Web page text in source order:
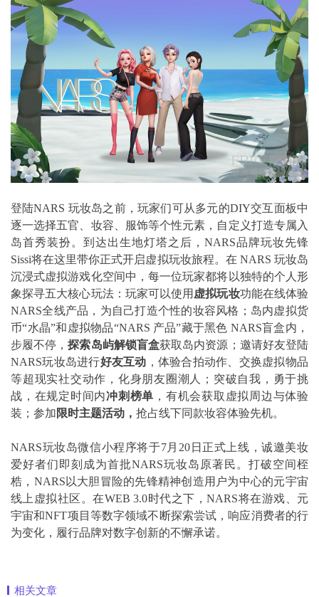
登陆NARS 玩妆岛之前，玩家们可从多元的DIY交互面板中
逐一选择五官、妆容、服饰等个性元素，自定义打造专属入
岛首秀装扮。到达出生地灯塔之后，NARS品牌玩妆先锋
Sissi将在这里带你正式开启虚拟玩妆旅程。在 NARS 玩妆岛
沉浸式虚拟游戏化空间中，每一位玩家都将以独特的个人形
象探寻五大核心玩法：玩家可以使用 虚拟玩妆功能在线体验
NARS全线产品，为自己打造个性的妆容风格；岛内虚拟货
币“水晶”和虚拟物品“NARS 产品”藏于黑色 NARS盲盒内，
步履不停，探索岛屿解锁盲盒获取岛内资源；邀请好友登陆
NARS玩妆岛进行好友互动 ，体验合拍动作、交换虚拟物品
等超现实社交动作，化身朋友圈潮人；突破自我，勇于挑
战，在规定时间内冲刺榜单 ，有机会获取虚拟周边与体验
装；参加限时主题活动， 抢占线下同款妆容体验先机。
NARS玩妆岛微信小程序将于7月20日正式上线，诚邀美妆
爱好者们即刻成为首批NARS玩妆岛原著民。打破空间桎
梏，NARS以大胆冒险的先锋精神创造用户为中心的元宇宙
线上虚拟社区。在WEB 3.0时代之下，NARS将在游戏、元
宇宙和NFT项目等数字领域不断探索尝试，响应消费者的行
为变化，履行品牌对数字创新的不懈承诺。
相关文章